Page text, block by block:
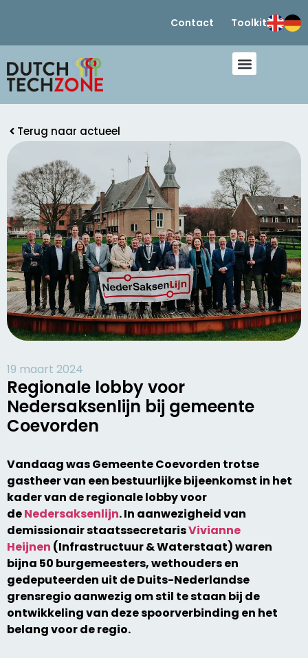
Contact Toolkit
Terug naar actueel
19 maart 2024
Regionale lobby voor
Nedersaksenlijn bij gemeente
Coevorden
Vandaag was Gemeente Coevorden trotse
gastheer van een bestuurlijke bijeenkomst in het
kader van de regionale lobby voor
deNedersaksenlijn. In aanwezigheid van
demissionair staatssecretarisVivianne
Heijnen (Infrastructuur & Waterstaat) waren
bijna 50 burgemeesters, wethouders en
gedeputeerden uit de Duits-Nederlandse
grensregio aanwezig om stil te staan bij de
ontwikkeling van deze spoorverbinding en het
belang voor de regio.